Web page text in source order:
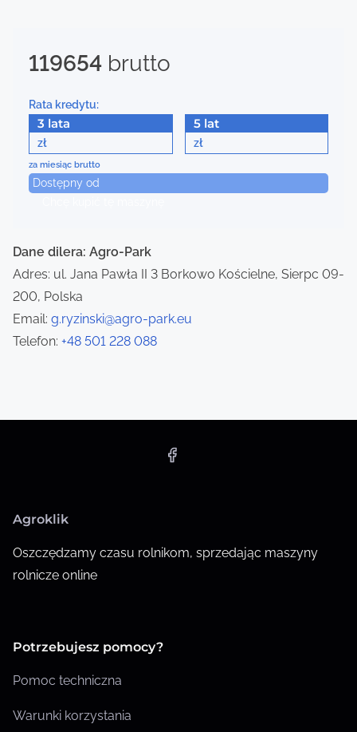
t
i
o
119654 brutto
Rata kredytu:
3 lata
zł
5 lat
zł
za miesiąc brutto
Dostępny od
Dane dilera: Agro-Park
Adres: ul. Jana Pawła II 3 Borkowo Kościelne, Sierpc 09-
200, Polska
Email: g.ryzinski@agro-park.eu
Telefon: +48 501 228 088
Agroklik
Oszczędzamy czasu rolnikom, sprzedając maszyny
rolnicze online
Potrzebujesz pomocy?
Pomoc techniczna
Warunki korzystania